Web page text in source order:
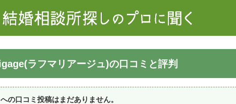
ラフマリアージュ)の口コミと評判
の口コミ投稿はまだありません。